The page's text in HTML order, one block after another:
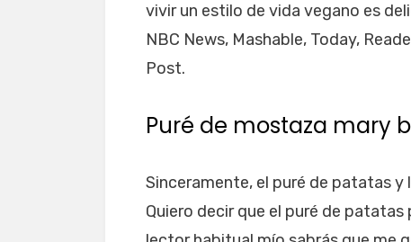
vivir un estilo de vida vegano es
NBC News, Mashable, Today,
Post.
Puré de mostaza mary
Sinceramente, el puré de patatas
Quiero decir que el puré de